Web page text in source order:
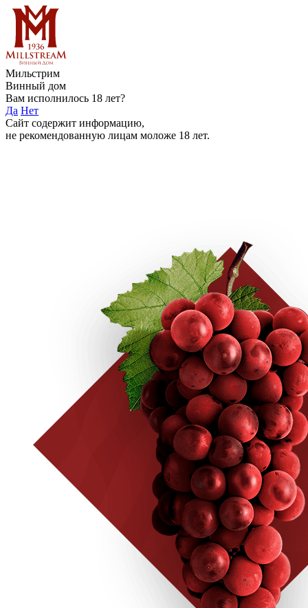
Мильстрим
Винный дом
Вам исполнилось 18 лет?
Да Нет
Сайт содержит информацию,
не рекомендованную лицам моложе 18 лет.